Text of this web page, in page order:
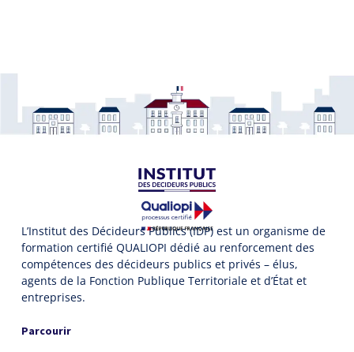
L’Institut des Décideurs Publics (IDP) est un organisme de
formation certifié QUALIOPI dédié au renforcement des
compétences des décideurs publics et privés – élus,
agents de la Fonction Publique Territoriale et d’État et
entreprises.
Parcourir